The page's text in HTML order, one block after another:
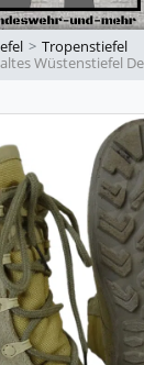
Tropenstiefel
Wüstenstiefel